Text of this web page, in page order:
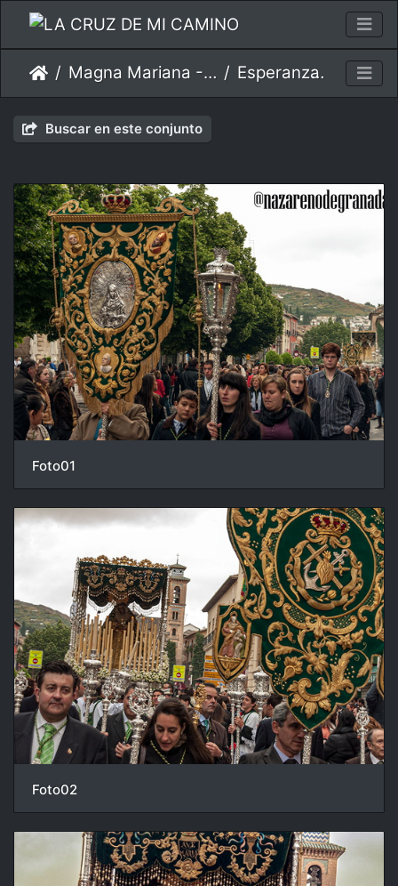
Magna Mariana - Mayo 2013 Esperanza
Buscar en este conjunto
Foto01
Foto02